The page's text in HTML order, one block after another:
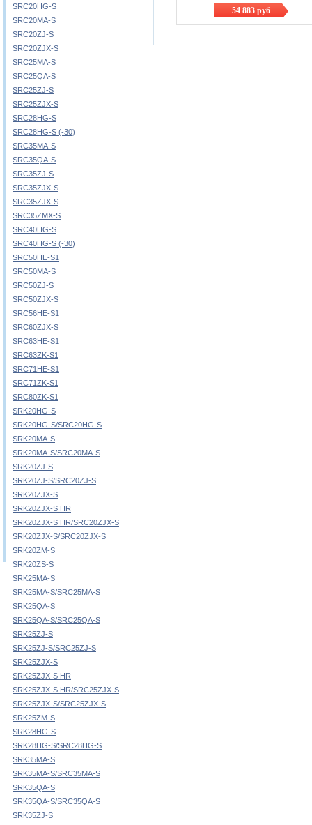
54 883 руб
SRC20HG-S
SRC20MA-S
SRC20ZJ-S
SRC20ZJX-S
SRC25MA-S
SRC25QA-S
SRC25ZJ-S
SRC25ZJX-S
SRC28HG-S
SRC28HG-S (-30)
SRC35MA-S
SRC35QA-S
SRC35ZJ-S
SRC35ZJX-S
SRC35ZJX-S
SRC35ZMX-S
SRC40HG-S
SRC40HG-S (-30)
SRC50HE-S1
SRC50MA-S
SRC50ZJ-S
SRC50ZJX-S
SRC56HE-S1
SRC60ZJX-S
SRC63HE-S1
SRC63ZK-S1
SRC71HE-S1
SRC71ZK-S1
SRC80ZK-S1
SRK20HG-S
SRK20HG-S/SRC20HG-S
SRK20MA-S
SRK20MA-S/SRC20MA-S
SRK20ZJ-S
SRK20ZJ-S/SRC20ZJ-S
SRK20ZJX-S
SRK20ZJX-S HR
SRK20ZJX-S HR/SRC20ZJX-S
SRK20ZJX-S/SRC20ZJX-S
SRK20ZM-S
SRK20ZS-S
SRK25MA-S
SRK25MA-S/SRC25MA-S
SRK25QA-S
SRK25QA-S/SRC25QA-S
SRK25ZJ-S
SRK25ZJ-S/SRC25ZJ-S
SRK25ZJX-S
SRK25ZJX-S HR
SRK25ZJX-S HR/SRC25ZJX-S
SRK25ZJX-S/SRC25ZJX-S
SRK25ZM-S
SRK28HG-S
SRK28HG-S/SRC28HG-S
SRK35MA-S
SRK35MA-S/SRC35MA-S
SRK35QA-S
SRK35QA-S/SRC35QA-S
SRK35ZJ-S